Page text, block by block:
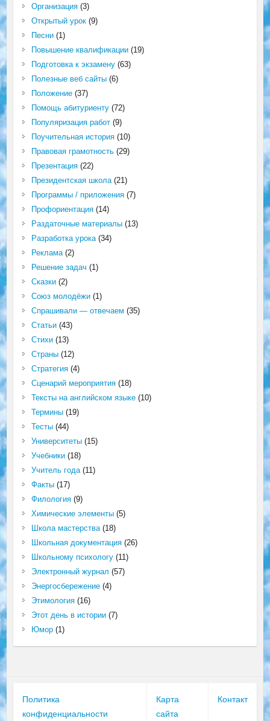
Организация(3)
Открытый урок(9)
Песни(1)
Повышение квалификации(19)
Подготовка к экзамену(63)
Полезные веб сайты(6)
Положение(37)
Помощь абитуриенту(72)
Популяризация работ(9)
Поучительная история(10)
Правовая грамотность(29)
Презентация(22)
Президентская школа(21)
Программы / приложения(7)
Профориентация(14)
Раздаточные материалы(13)
Разработка урока(34)
Реклама(2)
Решение задач (1)
Сказки(2)
Союз молодёжи(1)
Спрашивали — отвечаем (35)
Статьи(43)
Стихи(13)
Страны(12)
Стратегия(4)
Сценарий мероприятия(18)
Тексты на английском языке(10)
Термины(19)
Тесты(44)
Университеты(15)
Учебники(18)
Учитель года(11)
Факты(17)
Филология(9)
Химические элементы(5)
Школа мастерства(18)
Школьная документация(26)
Школьному психологу(11)
Электронный журнал (57)
Энергосбережение(4)
Этимология(16)
Этот день в истории(7)
Юмор(1)
Политика
конфиденциальности
Карта
сайта
Контакт